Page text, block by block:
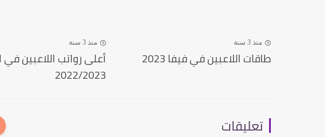
منذ 3 سنة
طاقات اللاعبين في فيفا 2023
منذ 3 سنة
أعلى رواتب اللاعبين في
2022/2023
تعليقات